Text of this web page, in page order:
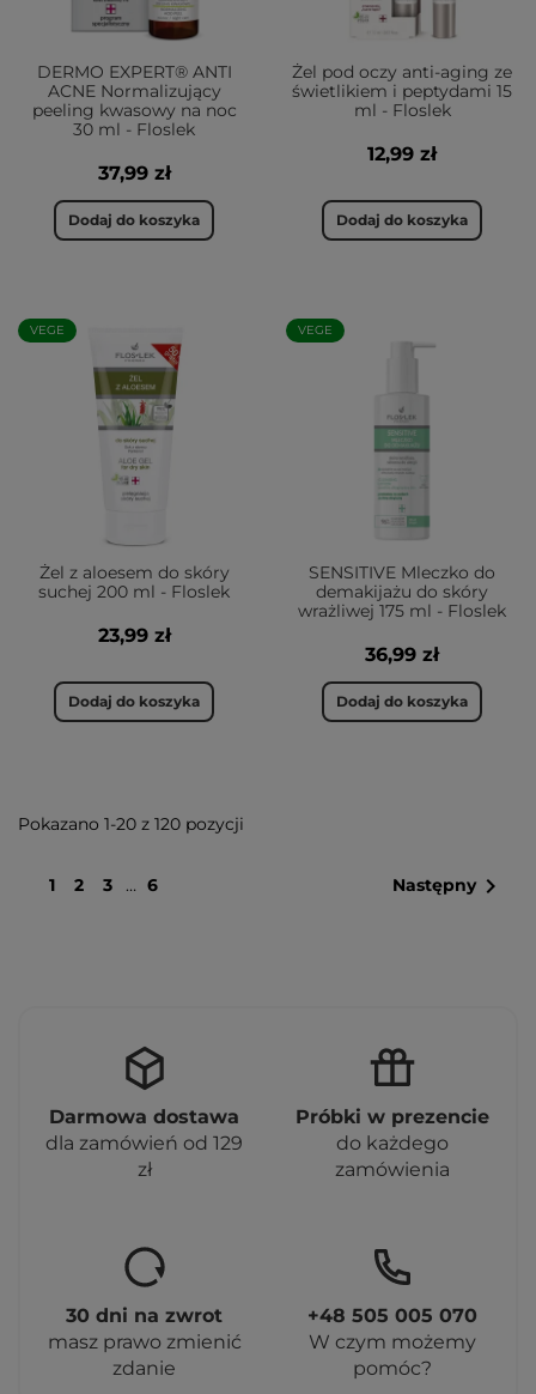
DERMO EXPERT® ANTI
ACNE Normalizujący
peeling kwasowy na noc
30 ml - Floslek
37,99 zł
Dodaj do koszyka
Żel pod oczy anti-aging ze
świetlikiem i peptydami 15
ml - Floslek
12,99 zł
Dodaj do koszyka
VEGE
Żel z aloesem do skóry
suchej 200 ml - Floslek
23,99 zł
Dodaj do koszyka
VEGE
SENSITIVE Mleczko do
demakijażu do skóry
wrażliwej 175 ml - Floslek
36,99 zł
Dodaj do koszyka
Pokazano 1-20 z 120 pozycji
1 2 3 … 6 Następny
Darmowa dostawa
dla zamówień od 129
zł
Próbki w prezencie
do każdego
zamówienia
30 dni na zwrot
masz prawo zmienić
zdanie
+48 505 005 070
W czym możemy
pomóc?